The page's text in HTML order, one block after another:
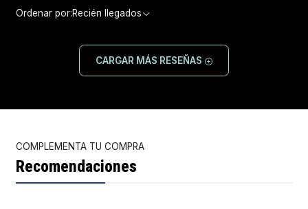
Ordenar por:Recién llegados
CARGAR MÁS RESEÑAS
COMPLEMENTA TU COMPRA
Recomendaciones